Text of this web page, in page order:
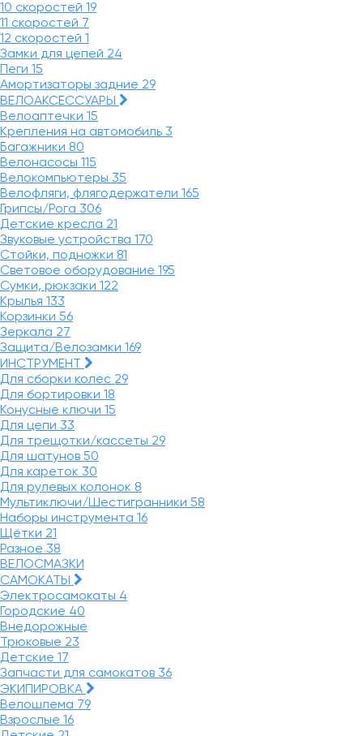
10 скоростей 19
11 скоростей 7
12 скоростей 1
Замки для цепей 24
Пеги 15
Амортизаторы задние 29
ВЕЛОАКСЕССУАРЫ
Велоаптечки 15
Крепления на автомобиль 3
Багажники 80
Велонасосы 115
Велокомпьютеры 35
Велофляги, флягодержатели 165
Грипсы/Рога 306
Детские кресла 21
Звуковые устройства 170
Стойки, подножки 81
Световое оборудование 195
Сумки, рюкзаки 122
Крылья 133
Корзинки 56
Зеркала 27
Защита/Велозамки 169
ИНСТРУМЕНТ
Для сборки колес 29
Для бортировки 18
Конусные ключи 15
Для цепи 33
Для трещотки/кассеты 29
Для шатунов 50
Для кареток 30
Для рулевых колонок 8
Мультиключи/Шестигранники 58
Наборы инструмента 16
Щётки 21
Разное 38
ВЕЛОСМАЗКИ
САМОКАТЫ
Электросамокаты 4
Городские 40
Внедорожные
Трюковые 23
Детские 17
Запчасти для самокатов 36
ЭКИПИРОВКА
Велошлема 79
Взрослые 16